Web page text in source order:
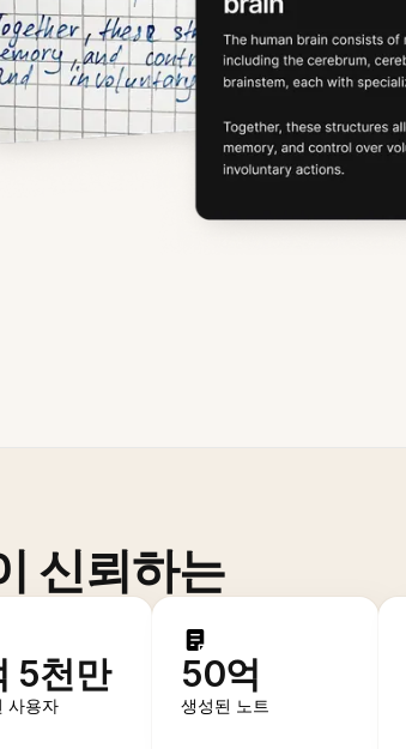
신뢰하는
5천만
사용자
50억
생성된 노트